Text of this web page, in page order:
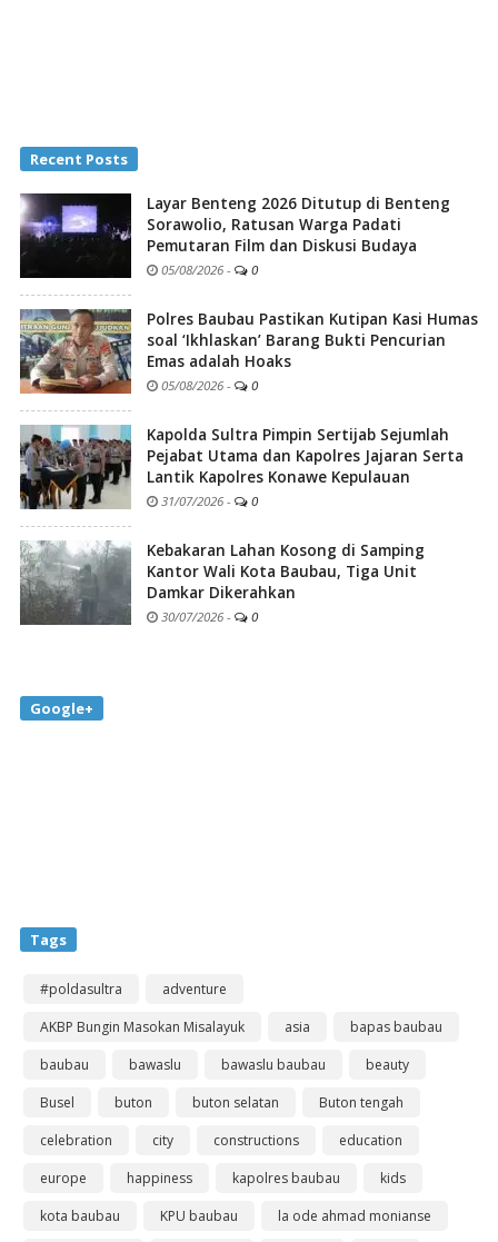
Recent Posts
Layar Benteng 2026 Ditutup di Benteng
Sorawolio, Ratusan Warga Padati
Pemutaran Film dan Diskusi Budaya
05/08/2026 - 0
Polres Baubau Pastikan Kutipan Kasi Humas
soal ‘Ikhlaskan’ Barang Bukti Pencurian
Emas adalah Hoaks
05/08/2026 - 0
Kapolda Sultra Pimpin Sertijab Sejumlah
Pejabat Utama dan Kapolres Jajaran Serta
Lantik Kapolres Konawe Kepulauan
31/07/2026 - 0
Kebakaran Lahan Kosong di Samping
Kantor Wali Kota Baubau, Tiga Unit
Damkar Dikerahkan
30/07/2026 - 0
Google+
Tags
#poldasultra
adventure
AKBP Bungin Masokan Misalayuk
asia
bapas baubau
baubau
bawaslu bawaslu baubau
beauty
Busel
buton buton selatan
Buton tengah
celebration
city constructions
education
europe
happiness kapolres baubau
kids
kota baubau
KPU baubau
la ode ahmad monianse